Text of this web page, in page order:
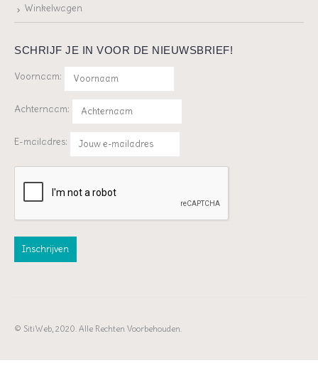
Winkelwagen
SCHRIJF JE IN VOOR DE NIEUWSBRIEF!
Voornaam:
Achternaam:
E-mailadres:
© SitiWeb, 2020. Alle Rechten Voorbehouden.